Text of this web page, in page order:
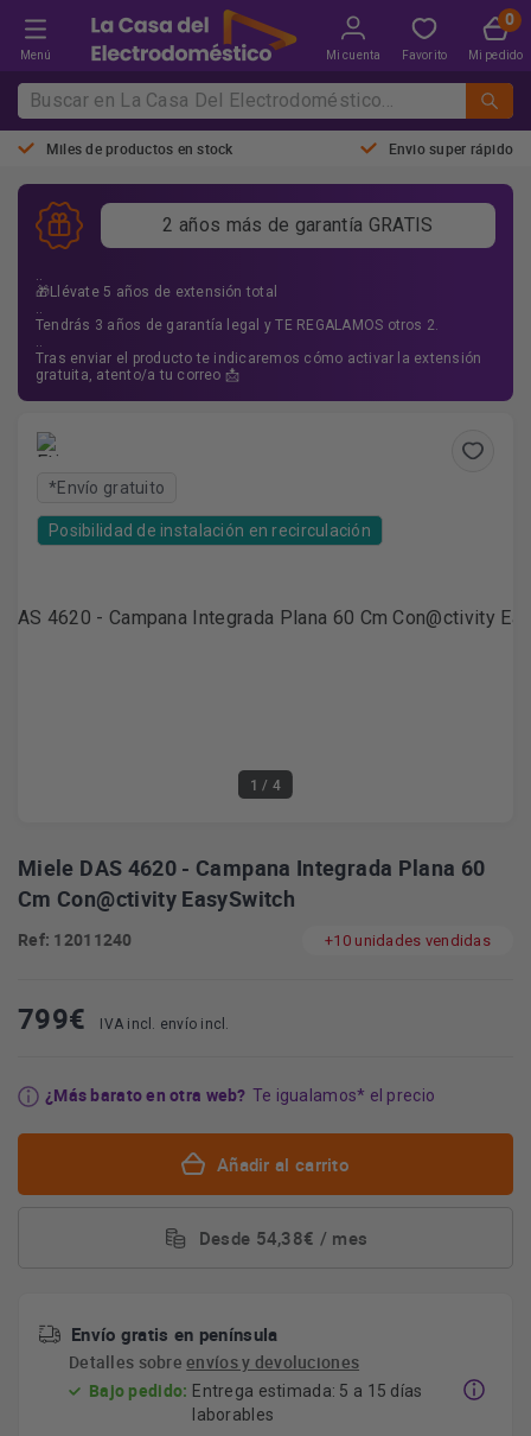
Menú Mi cuenta Favorito Mi pedido
Miles de productos en stock Envio super rápido
2 años más de garantía GRATIS
..
🎁Llévate 5 años de extensión total
..
Tendrás 3 años de garantía legal y TE REGALAMOS otros 2.
..
Tras enviar el producto te indicaremos cómo activar la extensión
gratuita, atento/a tu correo 📩
1 / 4
*Envío gratuito
Posibilidad de instalación en recirculación
Miele DAS 4620 - Campana Integrada Plana 60
Cm Con@ctivity EasySwitch
Ref: 12011240 +10 unidades vendidas
799€ IVA incl. envío incl.
¿Más barato en otra web? Te igualamos* el precio
Añadir al carrito
Desde 54,38€ / mes
Envío gratis en península
Detalles sobreenvíos y devoluciones
Bajo pedido: Entrega estimada: 5 a 15 días
laborables